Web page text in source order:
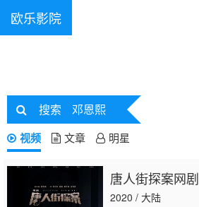
欧乐影院
搜索 邓恩熙
视频 文章 明星
唐人街探案网剧
2020 / 大陆